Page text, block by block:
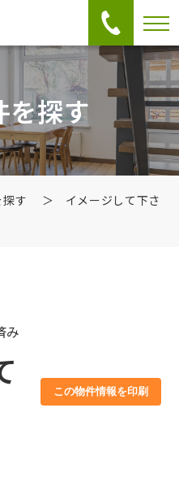
を探す
す
＞ イメージして下さ
み
この物件情報を印刷